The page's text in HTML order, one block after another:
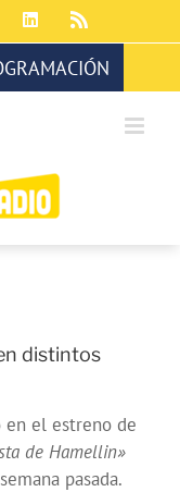
LinkedIn
distintos
en el estreno de
de Hamellin»
pasada.